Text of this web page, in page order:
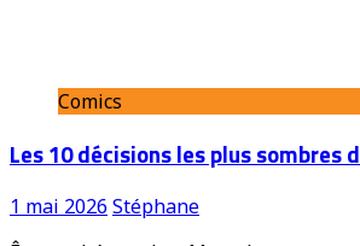
Comics
Les 10 décisions les plus sombres
1 mai 2026 Stéphane